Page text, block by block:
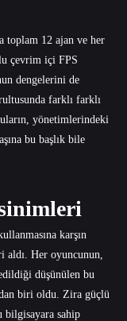
toplam 12 ajan ve her
çevrim içi FPS
dengelerini de
farklı farklı
yönetimlerindeki
bu başlık bile
karşın
Her oyuncunun,
düşünülen bu
biri oldu. Zira güçlü
bilgisayara sahip